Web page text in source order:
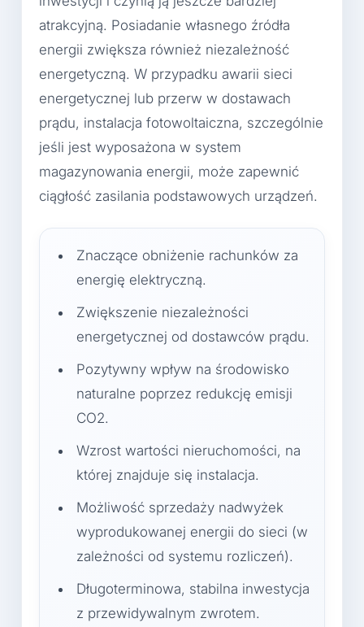
atrakcyjną. Posiadanie własnego źródła
energii zwiększa również niezależność
energetyczną. W przypadku awarii sieci
energetycznej lub przerw w dostawach
prądu, instalacja fotowoltaiczna, szczególnie
jeśli jest wyposażona w system
magazynowania energii, może zapewnić
ciągłość zasilania podstawowych urządzeń.
Znaczące obniżenie rachunków za
energię elektryczną.
Zwiększenie niezależności
energetycznej od dostawców prądu.
Pozytywny wpływ na środowisko
naturalne poprzez redukcję emisji
CO2.
Wzrost wartości nieruchomości, na
której znajduje się instalacja.
Możliwość sprzedaży nadwyżek
wyprodukowanej energii do sieci (w
zależności od systemu rozliczeń).
Długoterminowa, stabilna inwestycja
z przewidywalnym zwrotem.